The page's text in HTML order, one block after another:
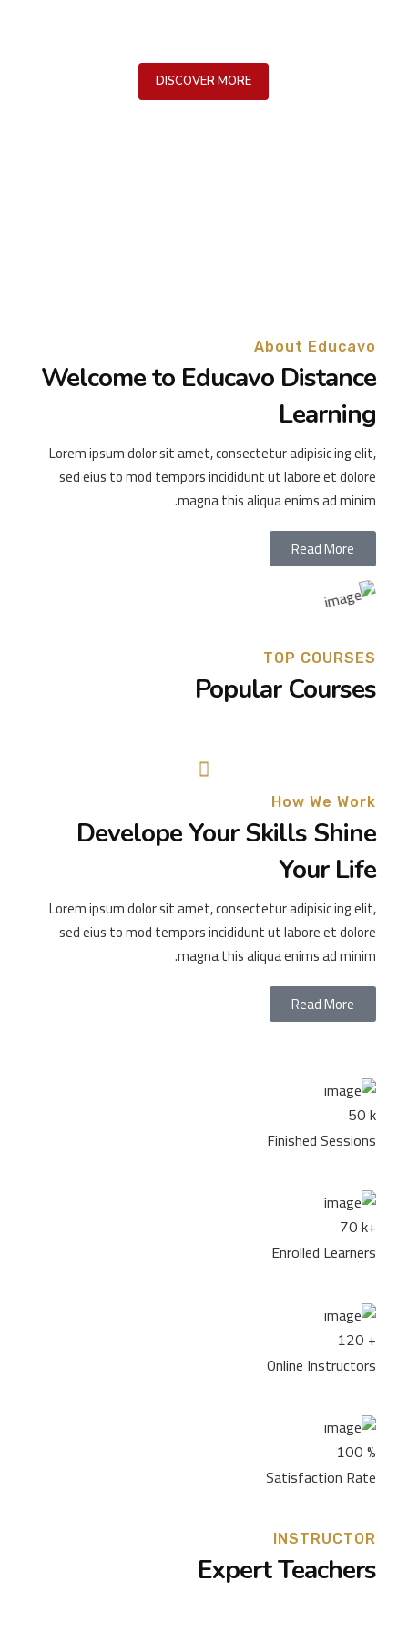
DISCOVER MORE
About Educavo
Welcome to Educavo Distance
Learning
Lorem ipsum dolor sit amet, consectetur adipisic ing elit,
sed eius to mod tempors incididunt ut labore et dolore
magna this aliqua enims ad minim.
Read More
TOP COURSES
Popular Courses
How We Work
Develope Your Skills Shine
Your Life
Lorem ipsum dolor sit amet, consectetur adipisic ing elit,
sed eius to mod tempors incididunt ut labore et dolore
magna this aliqua enims ad minim.
Read More
50 k
Finished Sessions
70 k+
Enrolled Learners
120 +
Online Instructors
100 %
Satisfaction Rate
INSTRUCTOR
Expert Teachers